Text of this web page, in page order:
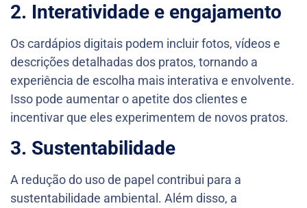
2. Interatividade e engajamento
Os cardápios digitais podem incluir fotos, vídeos e
descrições detalhadas dos pratos, tornando a
experiência de escolha mais interativa e envolvente.
Isso pode aumentar o apetite dos clientes e
incentivar que eles experimentem de novos pratos.
3. Sustentabilidade
A redução do uso de papel contribui para a
sustentabilidade ambiental. Além disso, a